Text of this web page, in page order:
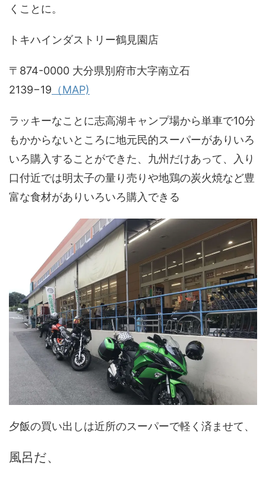
くことに。
トキハインダストリー鶴見園店
〒874-0000 大分県別府市大字南立石
2139−19 （MAP)
ラッキーなことに志高湖キャンプ場から単車で10分
もかからないところに地元民的スーパーがありいろ
いろ購入することができた、九州だけあって、入り
口付近では明太子の量り売りや地鶏の炭火焼など豊
富な食材がありいろいろ購入できる
夕飯の買い出しは近所のスーパーで軽く済ませて、
風呂だ、